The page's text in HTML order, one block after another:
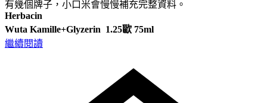
有幾個牌子，小口米會慢慢補充完整資料。
Herbacin
Wuta Kamille+Glyzerin 1.25歐 75ml
繼續閱讀